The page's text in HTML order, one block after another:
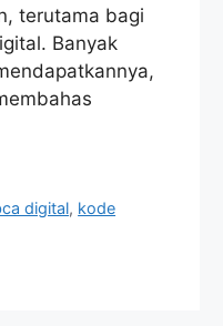
terutama bagi
Banyak
digital, kode